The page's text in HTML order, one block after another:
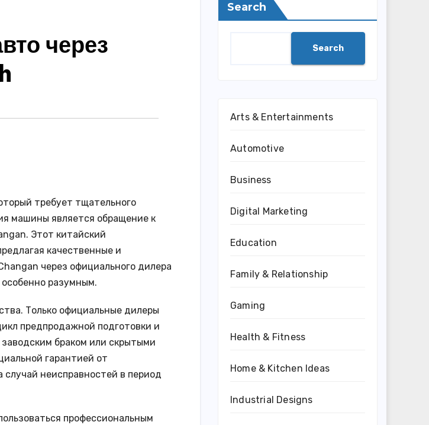
через
требует тщательного
машины является обращение к
Этот китайский
качественные и
через официального дилера
разумным.
Только официальные дилеры
предпродажной подготовки и
браком или скрытыми
гарантией от
неисправностей в период
профессиональным
Search
Search
Arts & Entertainments
Automotive
Business
Digital Marketing
Education
Family & Relationship
Gaming
Health & Fitness
Home & Kitchen Ideas
Industrial Designs